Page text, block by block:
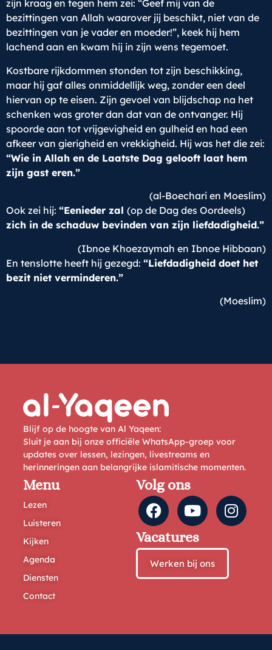
zijn kraag en tegen hem zei: “Geef mij van de
bezittingen van Allah waarover jij beschikt, niet van de
bezittingen van je vader en moeder!”, keek hij hem
lachend aan en kwam hij in zijn wens tegemoet.
Kostbare rijkdommen stonden tot zijn beschikking,
maar hij gaf alles onmiddellijk weg, zonder een deel
hiervan op te eisen. Zijn gevoel van blijdschap na het
schenken was groter dan dat van de ontvanger. Hij
spoorde aan tot vrijgevigheid en gulheid en had een
afkeer van gierigheid en vrekkigheid. Hij was het die zei:
“Wie in Allah en de Laatste Dag gelooft laat hem
zijn gast eren.”
(al-Boechari en Moeslim)
Ook zei hij: “Eenieder zal (op de Dag des Oordeels)
zich in de schaduw bevinden van zijn liefdadigheid.”
(Ibnoe Khoezaymah en Ibnoe Hibbaan)
En tenslotte heeft hij gezegd: “Liefdadigheid doet het
bezit niet verminderen.”
(Moeslim)
Blijf op de hoogte van Al Yaqeen:
Sluit je aan bij onze officiële WhatsApp-groep voor
updates over lessen, lezingen, livestreams en
herinneringen aan belangrijke islamitische momenten.
Menu
Lezen
Luisteren
Kijken
Agenda
Diensten
Contact
Volg ons
Vacatures
Werken bij ons